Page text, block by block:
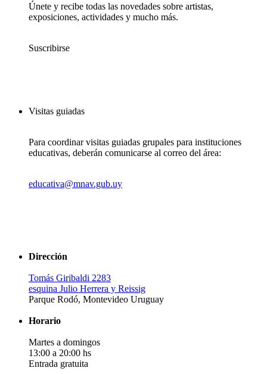
Únete y recibe todas las novedades sobre artistas,
exposiciones, actividades y mucho más.
Suscribirse
Visitas guiadas
Para coordinar visitas guiadas grupales para instituciones
educativas, deberán comunicarse al correo del área:
educativa@mnav.gub.uy
Dirección
Tomás Giribaldi 2283
esquina Julio Herrera y Reissig
Parque Rodó, Montevideo Uruguay
Horario
Martes a domingos
13:00 a 20:00 hs
Entrada gratuita